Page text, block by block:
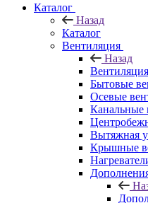
Каталог
Назад
Каталог
Вентиляция
Назад
Вентиляция
Бытовые
Осевые
Канальные
Вытяжная
Крышные